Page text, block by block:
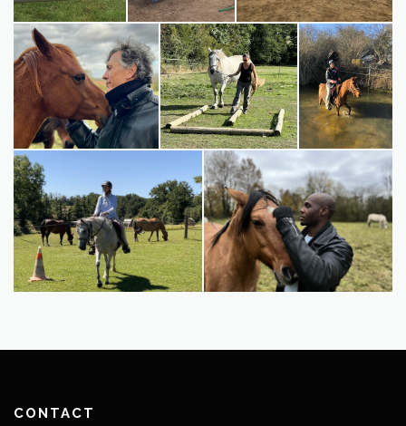
Cheval-et-homme-en-gros-
plan
Saskia-avec-cheval-et-
rondins
Saskia-avec-
cheval-dans-
l'eau-bis
965979FF-D0B9-42B0-87DB-
240FA288CFCA
Gros-plan-cheval-avec-client
CONTACT